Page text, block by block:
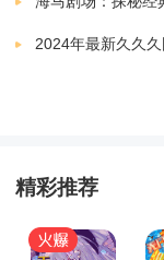
清晰且充满魅力。
每日签到获得金
多势均力敌的敌人
不光赚钱获得金
精彩推荐